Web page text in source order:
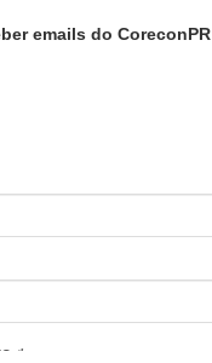
emails do CoreconPR